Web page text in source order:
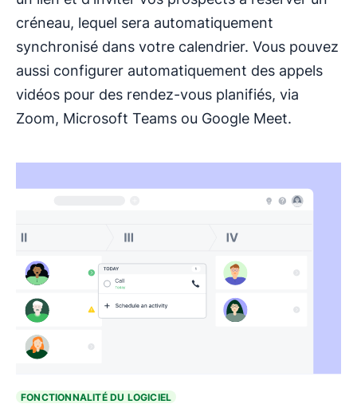
créneau, lequel sera automatiquement
synchronisé dans votre calendrier. Vous pouvez
aussi configurer automatiquement des appels
vidéos pour des rendez-vous planifiés, via
Zoom, Microsoft Teams ou Google Meet.
FONCTIONNALITÉ DU LOGICIEL